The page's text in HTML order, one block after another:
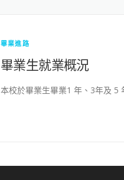
畢業進路
畢業生就業概況
本校於畢業生畢業1 年、3年及 5